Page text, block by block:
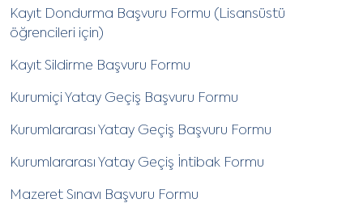
Kayıt Dondurma Başvuru Formu (Lisansüstü
öğrencileri için)
Kayıt Sildirme Başvuru Formu
Kurumiçi Yatay Geçiş Başvuru Formu
Kurumlararası Yatay Geçiş Başvuru Formu
Kurumlararası Yatay Geçiş İntibak Formu
Mazeret Sınavı Başvuru Formu